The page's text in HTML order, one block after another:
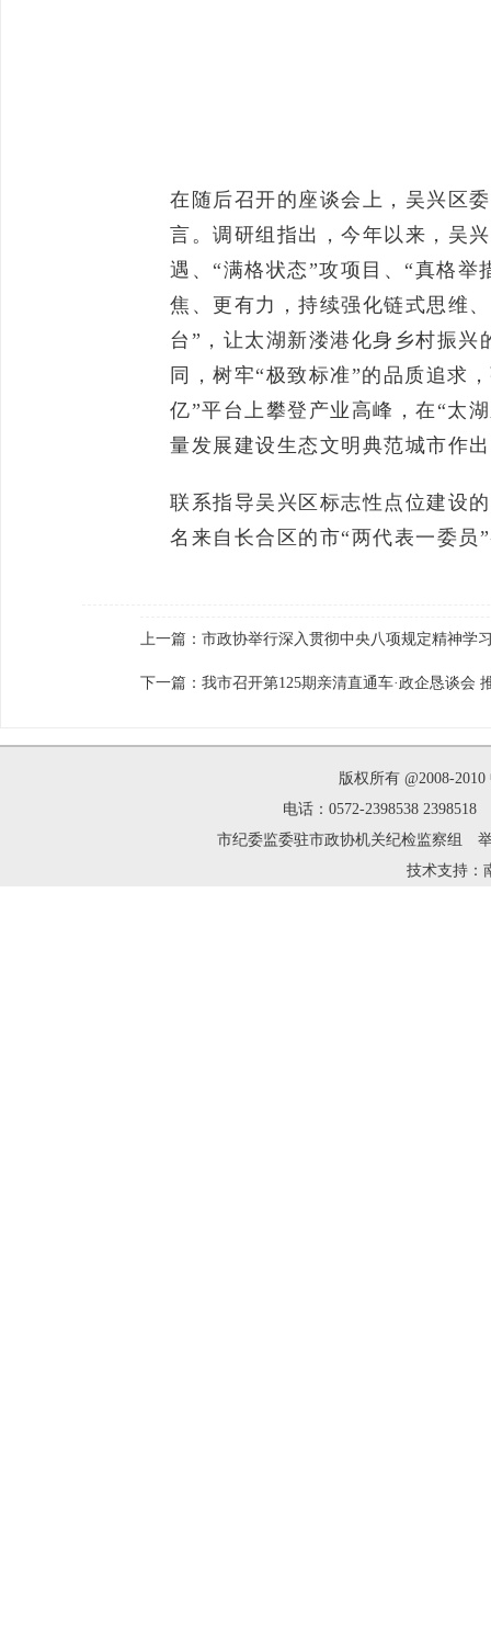
在随后召开的座谈会上，吴兴区
言。调研组指出，今年以来，吴
遇、“满格状态”攻项目、“真格
焦、更有力，持续强化链式思维
台”，让太湖新溇港化身乡村振兴
同，树牢“极致标准”的品质追求
亿”平台上攀登产业高峰，在“太
量发展建设生态文明典范城市作
联系指导吴兴区标志性点位建设
名来自长合区的市“两代表一委员
上一篇： 市政协举行深入贯彻中央八项规定精神学
下一篇： 我市召开第125期亲清直通车·政企恳谈会
版权所有 @2008-
电话：0572-2398538
市纪委监委驻市政协机关纪检监察组
技术支持：